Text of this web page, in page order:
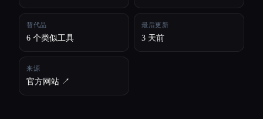
替代品
6 个类似工具
最后更新
3 天前
来源
官方网站 ↗︎